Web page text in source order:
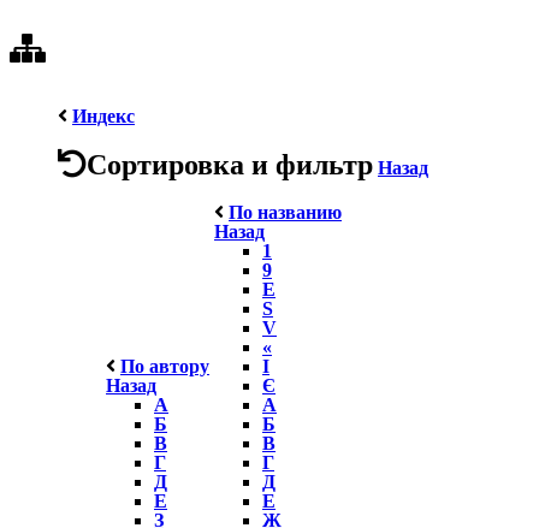
Индекс
Сортировка и фильтр Назад
По автору
Назад
А
Б
В
Г
Д
Е
З
По названию
Назад
1
9
E
S
V
«
І
Є
А
Б
В
Г
Д
Е
Ж